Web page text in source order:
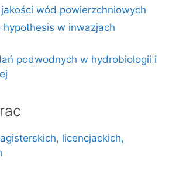
wód powierzchniowych
hypothesis w inwazjach
podwodnych w hydrobiologii i
licencjackich,